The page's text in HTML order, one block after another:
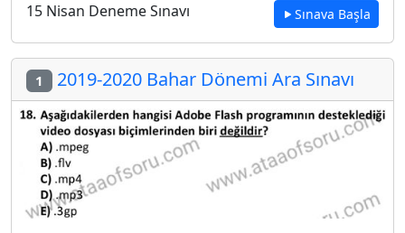
15 Nisan Deneme Sınavı Sınava Başla
1 2019-2020 Bahar Dönemi Ara Sınavı